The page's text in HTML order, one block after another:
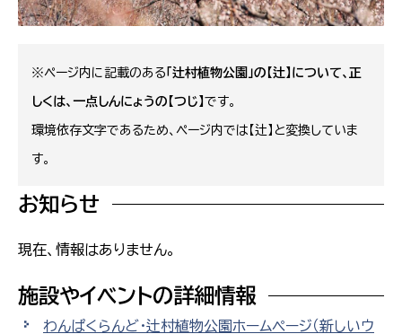
※ページ内に記載のある「辻村植物公園」の【辻】について、正
しくは、一点しんにょうの【つじ】 です。
環境依存文字であるため、ページ内では【辻】と変換していま
す。
お知らせ
現在、情報はありません。
施設やイベントの詳細情報
わんぱくらんど・辻村植物公園ホームページ（新しいウ